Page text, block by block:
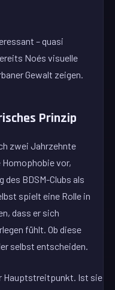
– quasi
Noés visuelle
Gewalt zeigen.
Prinzip
zwei Jahrzehnte
vor,
des BDSM-Clubs als
spielt eine Rolle in
dass er sich
fühlt. Ob diese
selbst entscheiden.
Hauptstreitpunkt. Ist sie